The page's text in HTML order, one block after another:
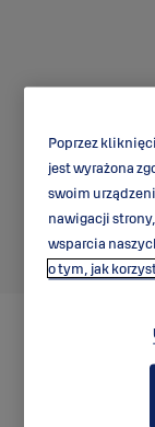
klamka
Poprzez
jest wyrażona
swoim
nawigacji
wsparcia
o tym, jak